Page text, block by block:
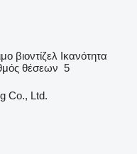
βιοντίζελ Ικανότητα
θέσεων 5
Co., Ltd.